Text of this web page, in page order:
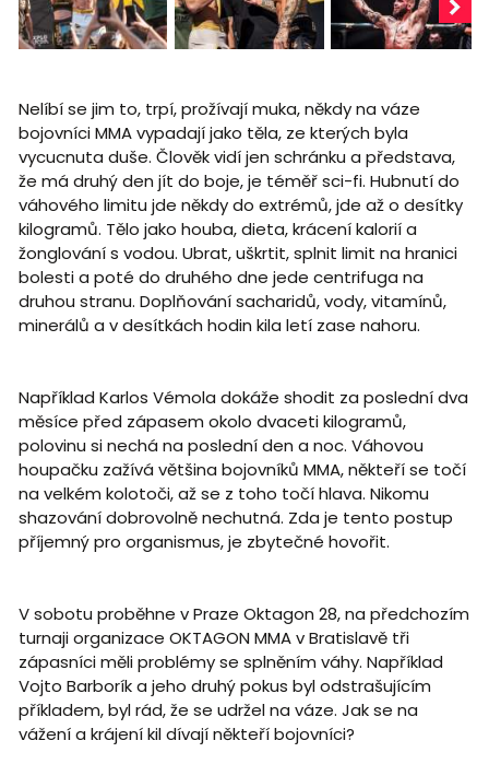
Nelíbí se jim to, trpí, prožívají muka, někdy na váze
bojovníci MMA vypadají jako těla, ze kterých byla
vycucnuta duše. Člověk vidí jen schránku a představa,
že má druhý den jít do boje, je téměř sci-fi. Hubnutí do
váhového limitu jde někdy do extrémů, jde až o desítky
kilogramů. Tělo jako houba, dieta, krácení kalorií a
žonglování s vodou. Ubrat, uškrtit, splnit limit na hranici
bolesti a poté do druhého dne jede centrifuga na
druhou stranu. Doplňování sacharidů, vody, vitamínů,
minerálů a v desítkách hodin kila letí zase nahoru.
Například Karlos Vémola dokáže shodit za poslední dva
měsíce před zápasem okolo dvaceti kilogramů,
polovinu si nechá na poslední den a noc. Váhovou
houpačku zažívá většina bojovníků MMA, někteří se točí
na velkém kolotoči, až se z toho točí hlava. Nikomu
shazování dobrovolně nechutná. Zda je tento postup
příjemný pro organismus, je zbytečné hovořit.
V sobotu proběhne v Praze Oktagon 28, na předchozím
turnaji organizace OKTAGON MMA v Bratislavě tři
zápasníci měli problémy se splněním váhy. Například
Vojto Barborík a jeho druhý pokus byl odstrašujícím
příkladem, byl rád, že se udržel na váze. Jak se na
vážení a krájení kil dívají někteří bojovníci?